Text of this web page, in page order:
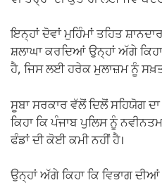
ਇਨ੍ਹਾਂ ਦੋਵਾਂ ਮੁਹਿੰਮਾਂ ਤਹਿਤ
ਸ਼ਲਾਘਾ ਕਰਦਿਆਂ ਉਨ੍ਹਾਂ ਅੱਗੇ
ਹੈ, ਜਿਸ ਲਈ ਹਰੇਕ ਮੁਲਾਜ਼ਮ ਨੂੰ
ਸੂਬਾ ਸਰਕਾਰ ਵੱਲੋਂ ਦਿਲੋਂ ਸਹਿਯੋਗ
ਕਿਹਾ ਕਿ ਪੰਜਾਬ ਪੁਲਿਸ ਨੂੰ
ਫੰਡਾਂ ਦੀ ਕੋਈ ਕਮੀ ਨਹੀਂ ਹੈ।
ਉਨ੍ਹਾਂ ਅੱਗੇ ਕਿਹਾ ਕਿ ਵਿਭਾਗ